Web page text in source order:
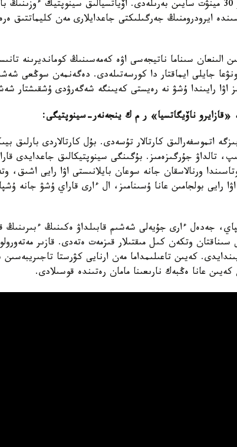
ناقتى اۋا رايى ءار 30 مينۋت سايىن بەرىلەدى. اۆياتسيالىق سينوپتيك
ايرودرومنىڭ جەرگىلىكتى جاعدايلارى مەن كليماتتىق
الىنعان سىناما ناتيجەسى اۋە كەمەسىنىڭ كومانديرىنە
جايلى ايماقتار دا كورسەتىلەدى. دەگەنمەن سوڭعى
اۋا رايىندا ۇشۋ نە رەيستى كەيىنگە شەگەرۋدى ۇشقىشتار
«قازايرو ناۆيگاتسيا» ر م ك ينجەنەر-سينوپتيگى:
اتموسفەرالىق كارتالار تۇسەدى. بۇل كارتالاردى بارلىق
اشىپ، تالداۋ جۇرگىزەمىز. بۇگىنگى سينوپتيكالىق جاعدايدى
ورنالاسقان جانە سوعان بايلانىستى اۋا رايى
اۋا رايى بولجامىن عانا ۇسىنامىز، ال ءارى قاراي ۇشۋ جانە
جەدەل ءارى جۇيەلى شەشىم قابىلداۋ ەكىنىڭ ءبىرىنىڭ
وتكەن كىل مىقتىلار قىزمەت ەتەدى. قازىر
كەيىن تاعىلىمداما مەن ارنايى كۋرستا
كەيىن عانا ەڭبەك نارىعىنا مامان رەتىندە قوسىلادى.